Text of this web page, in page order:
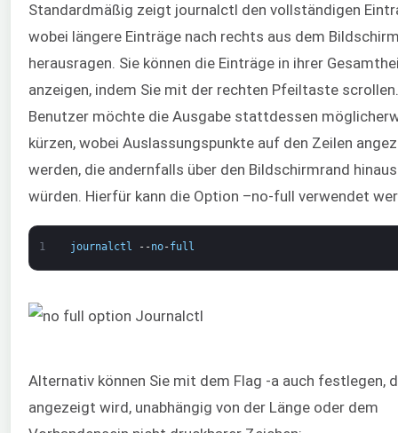
Standardmäßig zeigt journalctl den vollständigen
wobei längere Einträge nach rechts aus dem
herausragen. Sie können die Einträge in ihrer
anzeigen, indem Sie mit der rechten Pfeiltaste
Benutzer möchte die Ausgabe stattdessen
kürzen, wobei Auslassungspunkte auf den Zeilen
werden, die andernfalls über den Bildschirmrand
würden. Hierfür kann die Option –no-full verwendet
1 journalctl --no-full
Alternativ können Sie mit dem Flag -a auch festlegen,
angezeigt wird, unabhängig von der Länge oder dem